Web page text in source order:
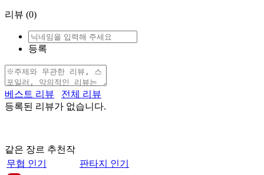
리뷰 (0)
등록
베스트 리뷰
전체 리뷰
등록된 리뷰가 없습니다.
같은 장르 추천작
무협 인기
판타지 인기